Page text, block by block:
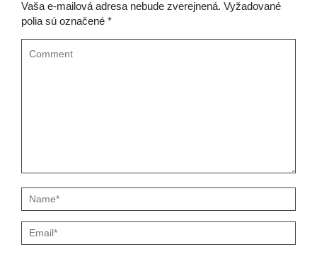
Vaša e-mailová adresa nebude zverejnená. Vyžadované
polia sú označené *